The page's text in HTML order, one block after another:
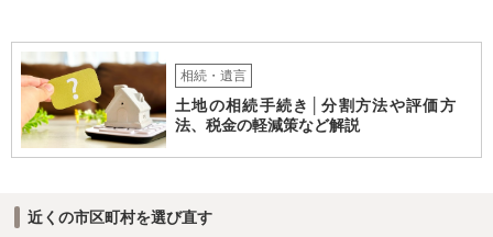
相続・遺言
土地の相続手続き│分割方法や評価方
法、税金の軽減策など解説
近くの市区町村を選び直す